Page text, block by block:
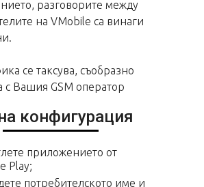
разговорите между
на VMobile са винаги
се таксува, съобразно
с Вашия GSM оператор
конфигурация
приложението от
Play;
потребителското име и